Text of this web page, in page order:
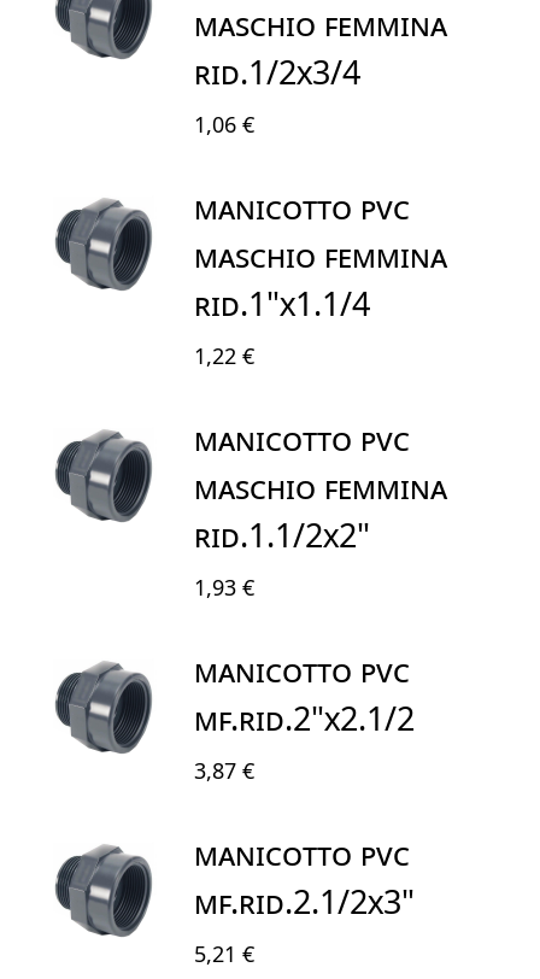
MASCHIO FEMMINA
RID.1/2X3/4
1,06 €
MANICOTTO PVC
MASCHIO FEMMINA
RID.1"X1.1/4
1,22 €
MANICOTTO PVC
MASCHIO FEMMINA
RID.1.1/2X2"
1,93 €
MANICOTTO PVC
MF.RID.2"X2.1/2
3,87 €
MANICOTTO PVC
MF.RID.2.1/2X3"
5,21 €